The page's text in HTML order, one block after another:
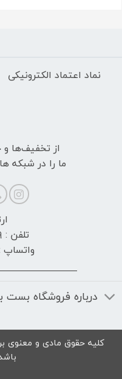
نماد اعتماد الکترونیکی
از تخفیف‌ها و
ما را در شبکه
تلفن : ۶۶۹۷۴۷۵۹-۰۲۱
واتساپ : ۰۶۹۵۷۶۳-
درباره فروشگاه بست
کلیه حقوق مادی و معنوی
باشد 1395-